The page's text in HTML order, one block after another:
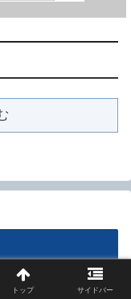
トップ サイドバー